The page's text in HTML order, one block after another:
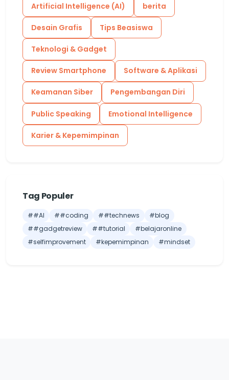
Artificial Intelligence (AI) berita
Desain Grafis Tips Beasiswa
Teknologi & Gadget
Review Smartphone Software & Aplikasi
Keamanan Siber Pengembangan Diri
Public Speaking Emotional Intelligence
Karier & Kepemimpinan
Tag Populer
##AI ##coding ##technews
#blog
##gadgetreview
##tutorial
#belajaronline
#selfimprovement
#kepemimpinan #mindset